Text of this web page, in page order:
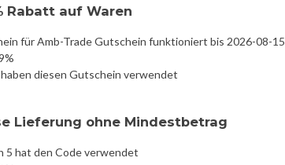
Rabatt auf Waren
für Amb-Trade Gutschein funktioniert bis 2026-08-15
diesen Gutschein verwendet
Lieferung ohne Mindestbetrag
5 hat den Code verwendet